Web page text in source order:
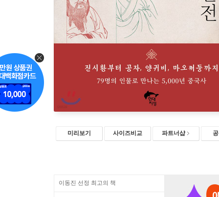
미리보기 사이즈비교 파트너샵
이동진 선정 최고의 책